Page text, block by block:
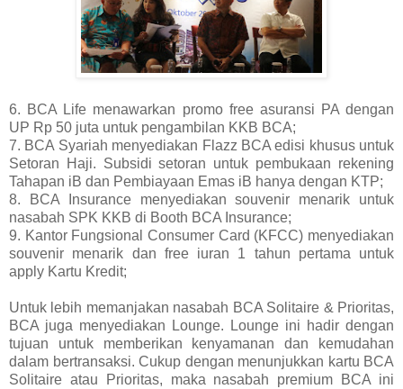
6. BCA Life menawarkan promo free asuransi PA dengan
UP Rp 50 juta untuk pengambilan KKB BCA;
7. BCA Syariah menyediakan Flazz BCA edisi khusus untuk
Setoran Haji. Subsidi setoran untuk pembukaan rekening
Tahapan iB dan Pembiayaan Emas iB hanya dengan KTP;
8. BCA Insurance menyediakan souvenir menarik untuk
nasabah SPK KKB di Booth BCA Insurance;
9. Kantor Fungsional Consumer Card (KFCC) menyediakan
souvenir menarik dan free iuran 1 tahun pertama untuk
apply Kartu Kredit;
Untuk lebih memanjakan nasabah BCA Solitaire & Prioritas,
BCA juga menyediakan Lounge. Lounge ini hadir dengan
tujuan untuk memberikan kenyamanan dan kemudahan
dalam bertransaksi. Cukup dengan menunjukkan kartu BCA
Solitaire atau Prioritas, maka nasabah premium BCA ini